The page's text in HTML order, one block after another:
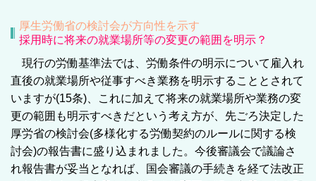
厚生労働省の検討会が方向性を示す
採用時に将来の就業場所等の変更の範囲を明示？
現行の労働基準法では、労働条件の明示について雇入れ
直後の就業場所や従事すべき業務を明示することとされて
いますが(15条)、これに加えて将来の就業場所や業務の変
更の範囲も明示すべきだという考え方が、先ごろ決定した
厚労省の検討会(多様化する労働契約のルールに関する検
討会)の報告書に盛り込まれました。今後審議会で議論さ
れ報告書が妥当となれば、国会審議の手続きを経て法改正